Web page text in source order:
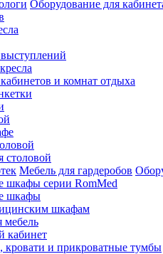
Оборудование для
и комнат отдыха
столовой
Мебель для гардеробов
шкафы серии RomMed
шкафы
шкафам
мебель
кабинет
кровати и прикроватные тумбы